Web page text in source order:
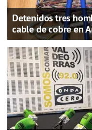
Detenidos tres
cable de cobre en